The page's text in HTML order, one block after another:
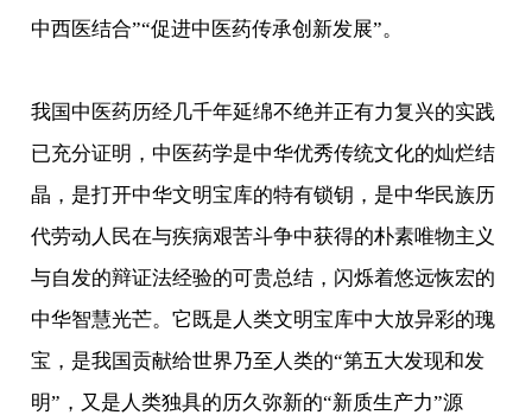
中西医结合”“促进中医药传承创新发展”。
我国中医药历经几千年延绵不绝并正有力复兴的实践
已充分证明，中医药学是中华优秀传统文化的灿烂结
晶，是打开中华文明宝库的特有锁钥，是中华民族历
代劳动人民在与疾病艰苦斗争中获得的朴素唯物主义
与自发的辩证法经验的可贵总结，闪烁着悠远恢宏的
中华智慧光芒。它既是人类文明宝库中大放异彩的瑰
宝，是我国贡献给世界乃至人类的“第五大发现和发
明”，又是人类独具的历久弥新的“新质生产力”源